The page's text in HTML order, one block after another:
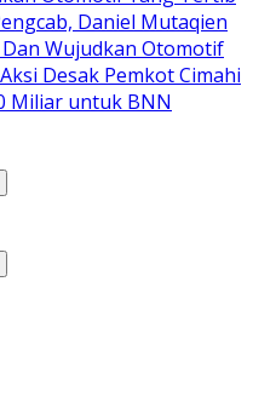
Daniel Mutaqien
Wujudkan Otomotif
Desak Pemkot Cimahi
Miliar untuk BNN